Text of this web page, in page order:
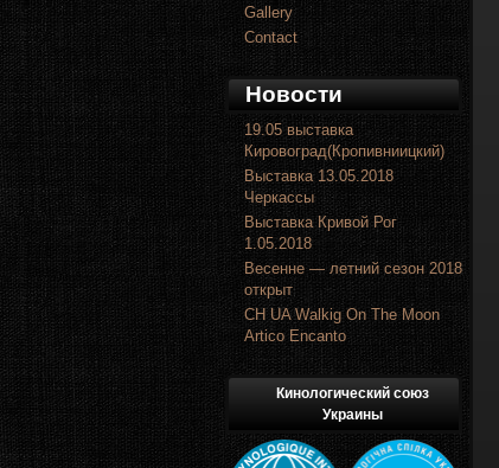
Gallery
Contact
Новости
19.05 выставка
Кировоград(Кропивниицкий)
Выставка 13.05.2018
Черкассы
Выставка Кривой Рог
1.05.2018
Весенне — летний сезон 2018
открыт
CH UA Walkig On The Moon
Artico Encanto
Кинологический союз
Украины